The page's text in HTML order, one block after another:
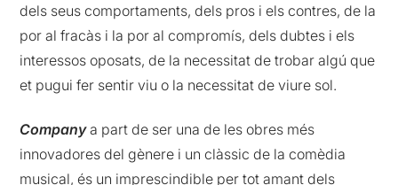
dels seus comportaments, dels pros i els contres, de la
por al fracàs i la por al compromís, dels dubtes i els
interessos oposats, de la necessitat de trobar algú que
et pugui fer sentir viu o la necessitat de viure sol.
Companya part de ser una de les obres més
innovadores del gènere i un clàssic de la comèdia
musical, és un imprescindible per tot amant dels